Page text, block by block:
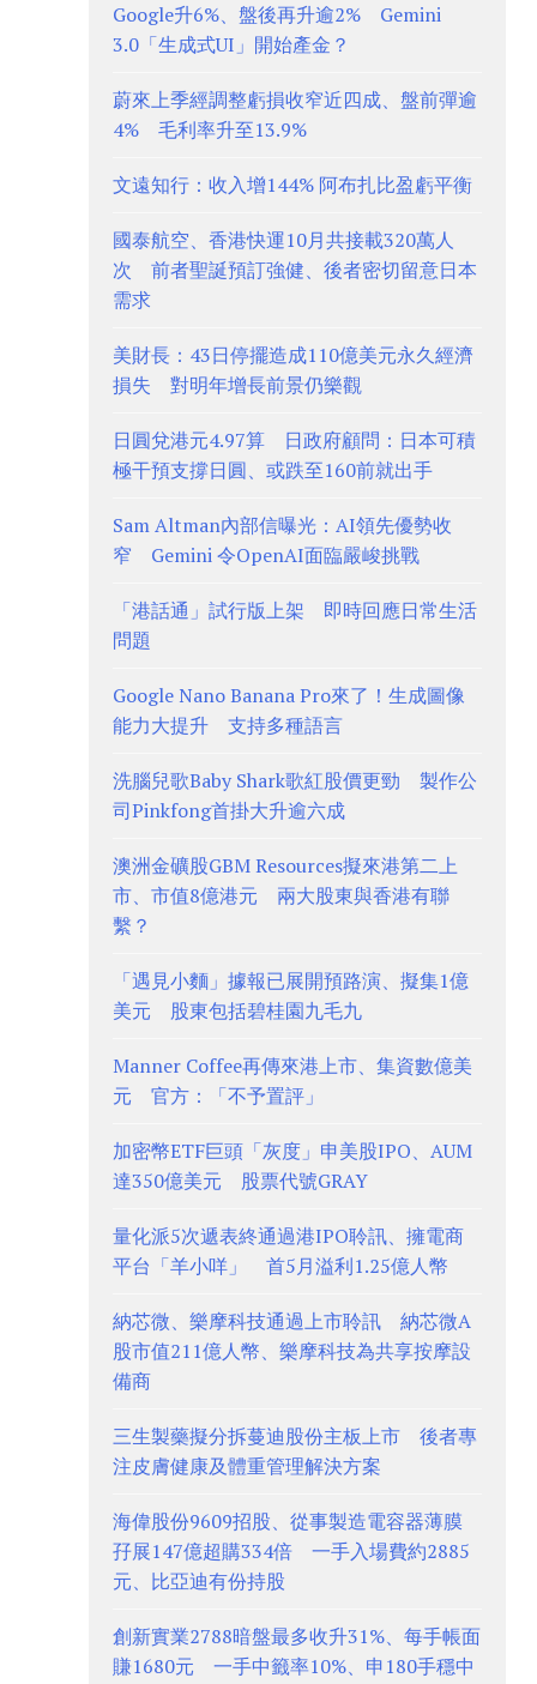
Google升6%、盤後再升逾2% Gemini
3.0「生成式UI」開始產金？
蔚來上季經調整虧損收窄近四成、盤前彈逾
4% 毛利率升至13.9%
文遠知行：收入增144% 阿布扎比盈虧平衡
國泰航空、香港快運10月共接載320萬人
次 前者聖誕預訂強健、後者密切留意日本
需求
美財長：43日停擺造成110億美元永久經濟
損失 對明年增長前景仍樂觀
日圓兌港元4.97算 日政府顧問：日本可積
極干預支撐日圓、或跌至160前就出手
Sam Altman內部信曝光：AI領先優勢收
窄 Gemini 令OpenAI面臨嚴峻挑戰
「港話通」試行版上架 即時回應日常生活
問題
Google Nano Banana Pro來了！生成圖像
能力大提升 支持多種語言
洗腦兒歌Baby Shark歌紅股價更勁 製作公
司Pinkfong首掛大升逾六成
澳洲金礦股GBM Resources擬來港第二上
市、市值8億港元 兩大股東與香港有聯
繫？
「遇見小麵」據報已展開預路演、擬集1億
美元 股東包括碧桂園九毛九
Manner Coffee再傳來港上市、集資數億美
元 官方：「不予置評」
加密幣ETF巨頭「灰度」申美股IPO、AUM
達350億美元 股票代號GRAY
量化派5次遞表終通過港IPO聆訊、擁電商
平台「羊小咩」 首5月溢利1.25億人幣
納芯微、樂摩科技通過上市聆訊 納芯微A
股市值211億人幣、樂摩科技為共享按摩設
備商
三生製藥擬分拆蔓迪股份主板上市 後者專
注皮膚健康及體重管理解決方案
海偉股份9609招股、從事製造電容器薄膜
孖展147億超購334倍 一手入場費約2885
元、比亞迪有份持股
創新實業2788暗盤最多收升31%、每手帳面
賺1680元 一手中籤率10%、申180手穩中